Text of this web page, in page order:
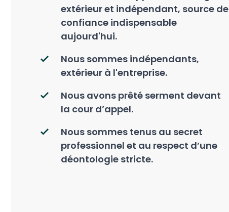
extérieur et indépendant, source de
confiance indispensable
aujourd'hui.
Nous sommes indépendants,
extérieur à l'entreprise.
Nous avons prêté serment devant
la cour d’appel.
Nous sommes tenus au secret
professionnel et au respect d’une
déontologie stricte.